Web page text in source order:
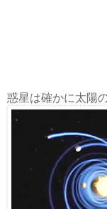
惑星は確かに太陽